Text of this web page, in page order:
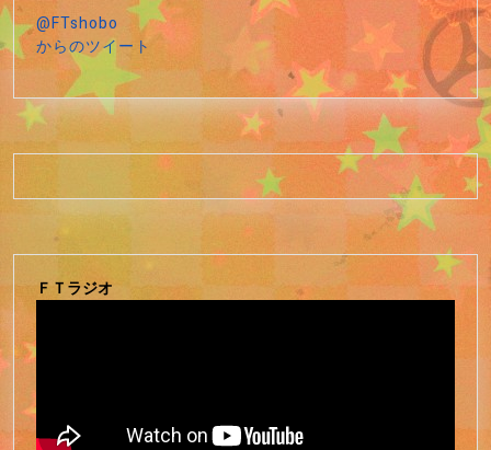
@FTshobo
からのツイート
ＦＴラジオ